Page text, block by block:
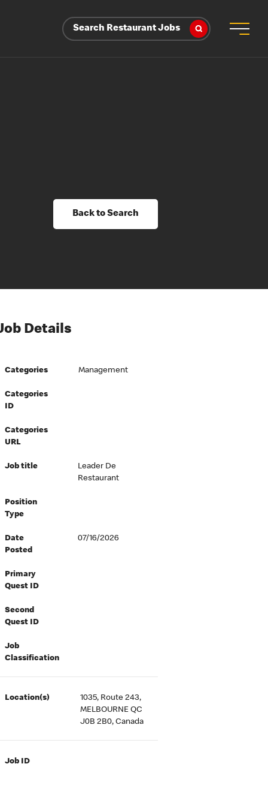
Search Restaurant Jobs
Back to Search
Details
Categories Management
Categories
ID
Categories
URL
Job title
Leader De
Restaurant
Position
Type
Date
Posted
07/16/2026
Primary
Quest ID
Second
Quest ID
Job
Classification
Location(s)
1035, Route 243,
MELBOURNE QC
J0B 2B0, Canada
Job ID